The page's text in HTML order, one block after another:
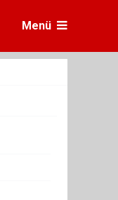
Menü